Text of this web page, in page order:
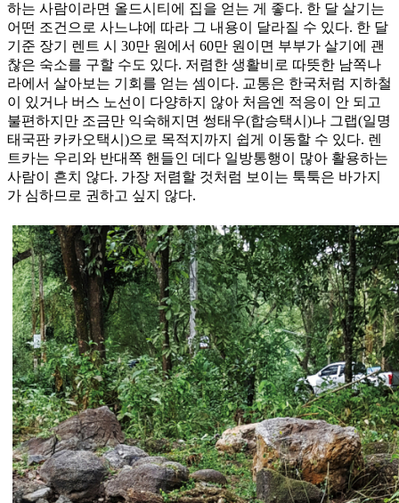
하는 사람이라면 올드시티에 집을 얻는 게 좋다. 한 달 살기는
어떤 조건으로 사느냐에 따라 그 내용이 달라질 수 있다. 한 달
기준 장기 렌트 시 30만 원에서 60만 원이면 부부가 살기에 괜
찮은 숙소를 구할 수도 있다. 저렴한 생활비로 따뜻한 남쪽나
라에서 살아보는 기회를 얻는 셈이다. 교통은 한국처럼 지하철
이 있거나 버스 노선이 다양하지 않아 처음엔 적응이 안 되고
불편하지만 조금만 익숙해지면 썽태우(합승택시)나 그랩(일명
태국판 카카오택시)으로 목적지까지 쉽게 이동할 수 있다. 렌
트카는 우리와 반대쪽 핸들인 데다 일방통행이 많아 활용하는
사람이 흔치 않다. 가장 저렴할 것처럼 보이는 툭툭은 바가지
가 심하므로 권하고 싶지 않다.